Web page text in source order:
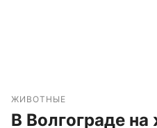
ЖИВОТНЫЕ
В Волгограде на